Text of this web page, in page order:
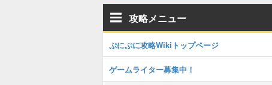
攻略メニュー
ぷにぷに攻略Wikiトップページ
ゲームライター募集中！